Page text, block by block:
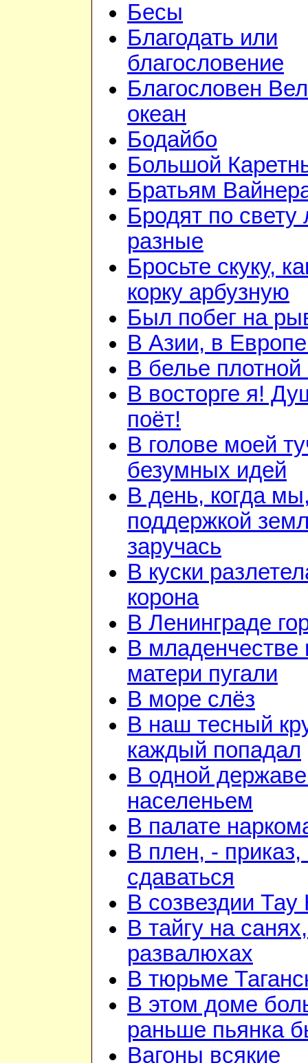
Бесы
Благодать или
благословение
Благословен
океан
Бодайбо
Большой
Братьям
Бродят по свету
разные
Бросьте скуку,
корку арбузную
Был побег на
В Азии, в
В белье плотной
В восторге я!
поёт!
В голове моей
безумных идей
В день, когда
поддержкой
заручась
В куски
корона
В Ленинграде
В младенчестве
матери пугали
В море слёз
В наш тесный
каждый попадал
В одной
населеньем
В палате
В плен, - приказ,
сдаваться
В созвездии Тау
В тайгу на
развалюхах
В тюрьме
В этом доме
раньше пьянка
Вагоны всякие